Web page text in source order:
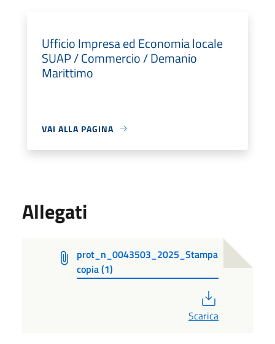
Ufficio Impresa ed Economia locale
SUAP / Commercio / Demanio
Marittimo
VAI ALLA PAGINA
Allegati
prot_n_0043503_2025_Stampa
copia (1)
Scarica